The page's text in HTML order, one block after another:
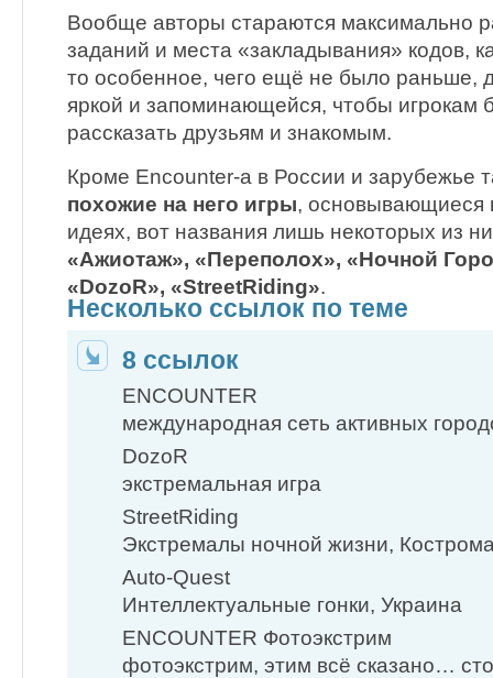
Вообще авторы стараются максимально
заданий и места «закладывания» кодов,
то особенное, чего ещё не было раньше,
яркой и запоминающейся, чтобы игрокам
рассказать друзьям и знакомым.
Кроме Encounter-а в России и зарубежье
похожие на него игры, основывающиеся
идеях, вот названия лишь некоторых из
«Ажиотаж», «Переполох», «Ночной
«DozoR», «StreetRiding».
Несколько ссылок по теме
8 ссылок
ENCOUNTER
международная сеть активных
DozoR
экстремальная игра
StreetRiding
Экстремалы ночной жизни,
Auto-Quest
Интеллектуальные гонки, Украина
ENCOUNTER Фотоэкстрим
фотоэкстрим, этим всё сказано…